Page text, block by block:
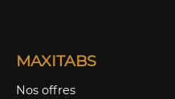
MAXITABS
Nos offres